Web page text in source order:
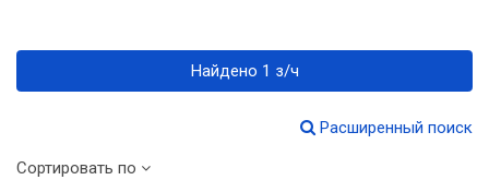
Найдено 1 з/ч
Расширенный поиск
Сортировать по